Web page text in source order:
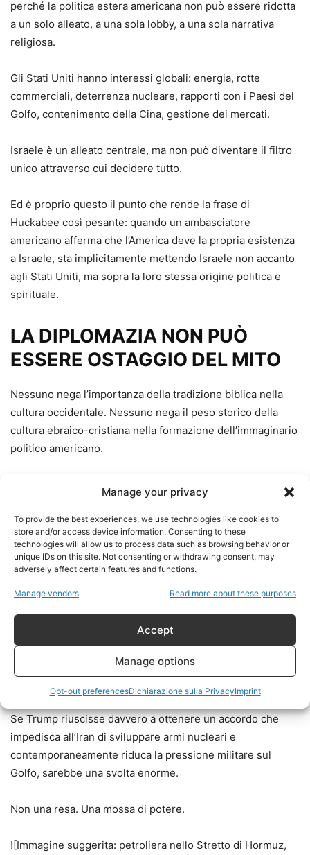
Manage your privacy
To provide the best experiences, we use technologies like cookies to
store and/or access device information. Consenting to these
technologies will allow us to process data such as browsing behavior or
unique IDs on this site. Not consenting or withdrawing consent, may
adversely affect certain features and functions.
Manage vendors Read more about these purposes
Accept
Manage options
Opt-out preferencesDichiarazione sulla PrivacyImprint
perché la politica estera americana non può essere ridotta
a un solo alleato, a una sola lobby, a una sola narrativa
religiosa.
Gli Stati Uniti hanno interessi globali: energia, rotte
commerciali, deterrenza nucleare, rapporti con i Paesi del
Golfo, contenimento della Cina, gestione dei mercati.
Israele è un alleato centrale, ma non può diventare il filtro
unico attraverso cui decidere tutto.
Ed è proprio questo il punto che rende la frase di
Huckabee così pesante: quando un ambasciatore
americano afferma che l’America deve la propria esistenza
a Israele, sta implicitamente mettendo Israele non accanto
agli Stati Uniti, ma sopra la loro stessa origine politica e
spirituale.
LA DIPLOMAZIA NON PUÒ
ESSERE OSTAGGIO DEL MITO
Nessuno nega l’importanza della tradizione biblica nella
cultura occidentale. Nessuno nega il peso storico della
cultura ebraico-cristiana nella formazione dell’immaginario
politico americano.
Ma un conto è riconoscere una radice culturale. Un altro
conto è trasformarla in dogma geopolitico.
La diplomazia richiede freddezza. Richiede distanza.
Richiede capacità di parlare anche con il nemico.
Soprattutto quando l’alternativa è la guerra permanente.
dura, ideologica, con reti di influenza militare e politica in
Medio Oriente. Ma proprio per questo non può essere
gestito soltanto con slogan, sanzioni eterne e minacce
Se Trump riuscisse davvero a ottenere un accordo che
impedisca all’Iran di sviluppare armi nucleari e
contemporaneamente riduca la pressione militare sul
Golfo, sarebbe una svolta enorme.
Non una resa. Una mossa di potere.
![Immagine suggerita: petroliera nello Stretto di Hormuz,